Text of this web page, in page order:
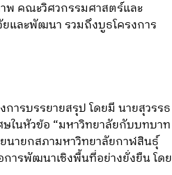
พ คณะวิศวกรรมศาสตร์และ
และพัฒนา รวมถึงบูธโครงการ
ารบรรยายสรุป โดยมี นายสุวรรธ
ในหัวข้อ “มหาวิทยาลัยกับบทบาท
นายกสภามหาวิทยาลัยกาฬสินธุ์
ารพัฒนาเชิงพื้นที่อย่างยั่งยืน โดย